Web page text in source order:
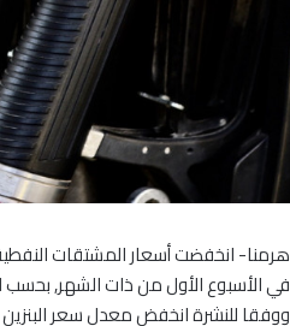
هرمنا- انخفضت أسعار المشتقات
في الأسبوع الأول من ذات الشهر, بحسب